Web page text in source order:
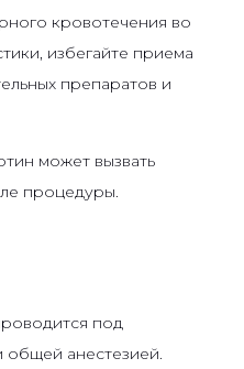
кровотечения во
избегайте приема
препаратов и
может вызвать
процедуры.
под
общей анестезией.